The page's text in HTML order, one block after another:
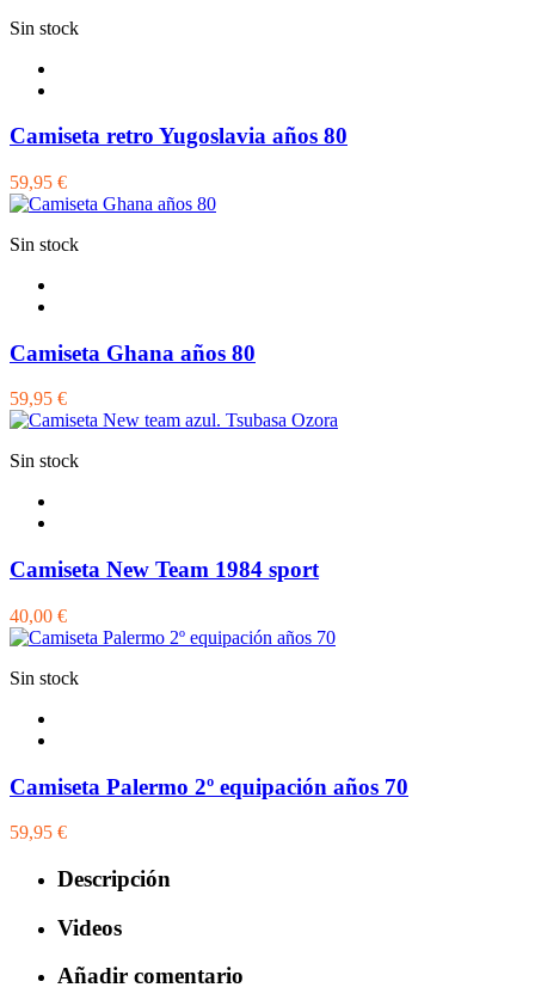
Sin stock
Camiseta retro Yugoslavia años 80
59,95 €
Sin stock
Camiseta Ghana años 80
59,95 €
Sin stock
Camiseta New Team 1984 sport
40,00 €
Sin stock
Camiseta Palermo 2º equipación años 70
59,95 €
Descripción
Videos
Añadir comentario